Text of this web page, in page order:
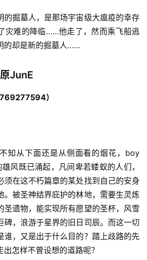
的掘墓人，是那场宇宙级大瘟疫的幸存
灾难的降临……他走了，然而乘飞船逃
的却是新的掘墓人……
JunE
）
知从下面还是从侧面看的烟花，boy
风既已涌起，凡间卑若蝼蚁的人们，
须在这不朽篇章的某处找到自己的安身
。被圣神结界庇护的林地，需要生灵炼
圣遗物，能实现所有愿望的圣杯，风雪
碑，浪游于星界的旧日司辰。而这一切
谁，又是出于什么目的？踏上歧路的先
怎样不曾设想的道路呢？